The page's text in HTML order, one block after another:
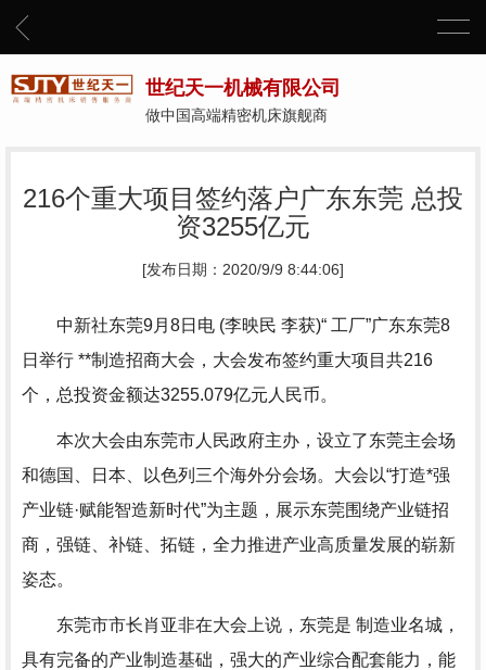
世纪天一机械有限公司
做中国高端精密机床旗舰商
216个重大项目签约落户广东东莞 总投
资3255亿元
[发布日期：2020/9/9 8:44:06]
中新社东莞9月8日电 (李映民 李获)“ 工厂”广东东莞8
日举行 **制造招商大会，大会发布签约重大项目共216
个，总投资金额达3255.079亿元人民币。
本次大会由东莞市人民政府主办，设立了东莞主会场
和德国、日本、以色列三个海外分会场。大会以“打造*强
产业链·赋能智造新时代”为主题，展示东莞围绕产业链招
商，强链、补链、拓链，全力推进产业高质量发展的崭新
姿态。
东莞市市长肖亚非在大会上说，东莞是 制造业名城，
具有完备的产业制造基础，强大的产业综合配套能力，能